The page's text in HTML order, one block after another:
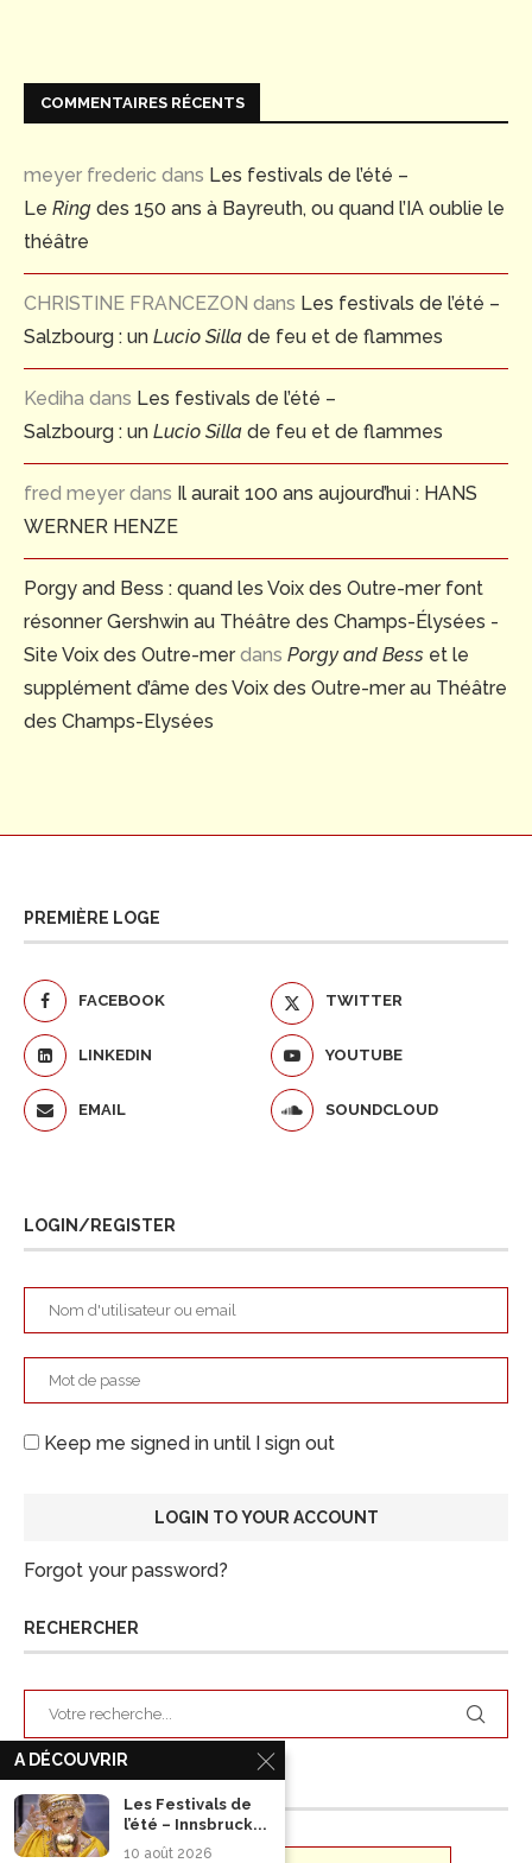
COMMENTAIRES RÉCENTS
meyer frederic dans Les festivals de l’été –
Le Ring des 150 ans à Bayreuth, ou quand l’IA oublie le
théâtre
CHRISTINE FRANCEZON dans Les festivals de l’été –
Salzbourg : un Lucio Silla de feu et de flammes
Kediha dans Les festivals de l’été –
Salzbourg : un Lucio Silla de feu et de flammes
fred meyer dans Il aurait 100 ans aujourd’hui : HANS
WERNER HENZE
Porgy and Bess : quand les Voix des Outre-mer font
résonner Gershwin au Théâtre des Champs-Élysées -
Site Voix des Outre-merdans Porgy and Bess et le
supplément d’âme des Voix des Outre-mer au Théâtre
des Champs-Elysées
PREMIÈRE LOGE
FACEBOOK TWITTER
LINKEDIN YOUTUBE
EMAIL SOUNDCLOUD
LOGIN/REGISTER
Keep me signed in until I sign out
Forgot your password?
RECHERCHER
ARCHIVES
A DÉCOUVRIR
Les Festivals de
l’été – Innsbruck...
10 août 2026